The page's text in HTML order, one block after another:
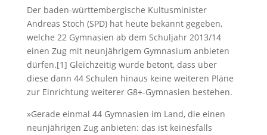
Der baden-württembergische Kultusminister
Andreas Stoch (SPD) hat heute bekannt gegeben,
welche 22 Gymnasien ab dem Schuljahr 2013/14
einen Zug mit neunjährigem Gymnasium anbieten
dürfen.[1] Gleichzeitig wurde betont, dass über
diese dann 44 Schulen hinaus keine weiteren Pläne
zur Einrichtung weiterer G8+-Gymnasien bestehen.
»Gerade einmal 44 Gymnasien im Land, die einen
neunjährigen Zug anbieten: das ist keinesfalls